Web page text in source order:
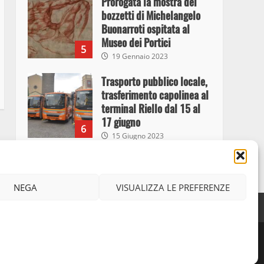
NEGA VISUALIZZA LE PREFERENZE
5
bozzetti di Michelangelo
Buonarroti ospitata al
Museo dei Portici
19 Gennaio 2023
6
Trasporto pubblico locale,
trasferimento capolinea al
terminal Riello dal 15 al
17 giugno
15 Giugno 2023
Viterbo